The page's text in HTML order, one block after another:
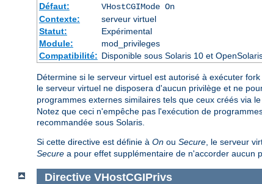
Défaut:
VHostCGIMode On
Contexte:
serveur virtuel
Statut:
Expérimental
Module:
mod_privileges
Compatibilité: Disponible sous Solaris 10 et
Détermine si le serveur virtuel est autorisé à exécuter
le serveur virtuel ne disposera d'aucun privilège et ne
programmes externes similaires tels que ceux créés via
Notez que ceci n'empêche pas l'exécution de
recommandée sous Solaris.
Si cette directive est définie à On ou Secure , le serveur
Secure a pour effet supplémentaire de n'accorder aucun
Directive VHostCGIPrivs